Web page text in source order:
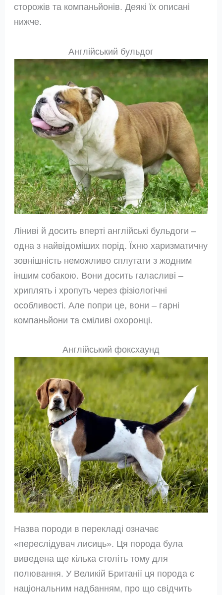
сторожів та компаньйонів. Деякі їх описані
нижче.
Англійський бульдог
Ліниві й досить вперті англійські бульдоги –
одна з найвідоміших порід. Їхню харизматичну
зовнішність неможливо сплутати з жодним
іншим собакою. Вони досить галасливі –
хриплять і хропуть через фізіологічні
особливості. Але попри це, вони – гарні
компаньйони та сміливі охоронці.
Англійський фоксхаунд
Назва породи в перекладі означає
«переслідувач лисиць». Ця порода була
виведена ще кілька століть тому для
полювання. У Великій Британії ця порода є
національним надбанням, про що свідчить